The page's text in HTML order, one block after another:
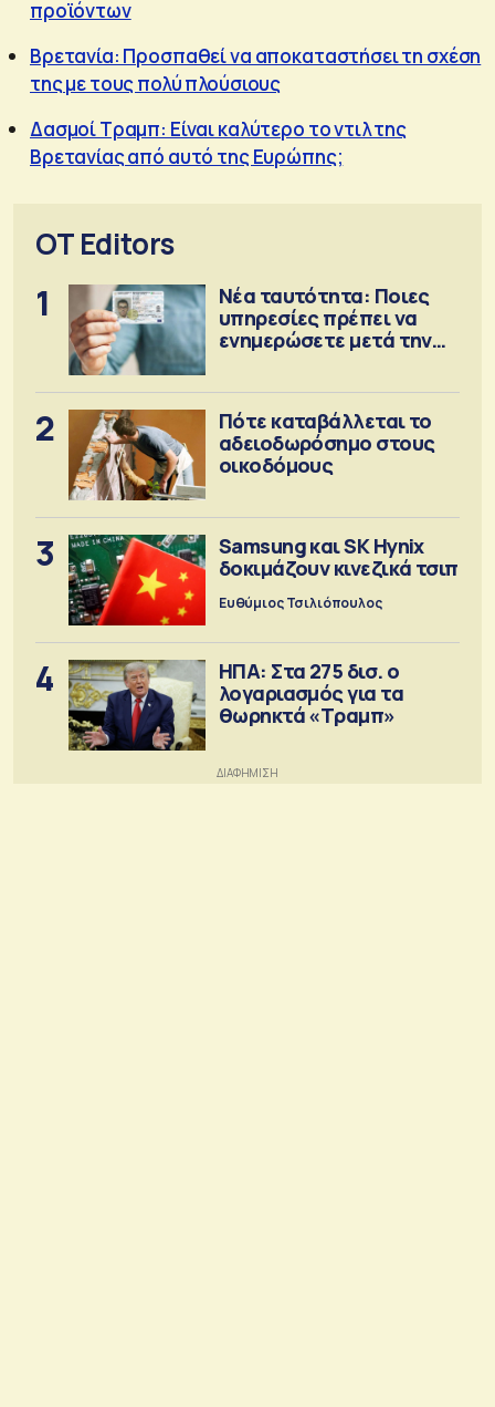
προϊόντων
Βρετανία: Προσπαθεί να αποκαταστήσει τη σχέση
της με τους πολύ πλούσιους
Δασμοί Τραμπ: Είναι καλύτερο το ντιλ της
Βρετανίας από αυτό της Ευρώπης;
OT Editors
1
Νέα ταυτότητα: Ποιες
υπηρεσίες πρέπει να
ενημερώσετε μετά την
2
Πότε καταβάλλεται το
αδειοδωρόσημο στους
οικοδόμους
3
Samsung και SK Hynix
δοκιμάζουν κινεζικά τσιπ
Ευθύμιος Τσιλιόπουλος
4
ΗΠΑ: Στα 275 δισ. ο
λογαριασμός για τα
θωρηκτά «Τραμπ»